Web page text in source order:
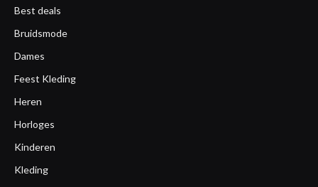
Best deals
Bruidsmode
Dames
Feest Kleding
Heren
Horloges
Kinderen
Kleding